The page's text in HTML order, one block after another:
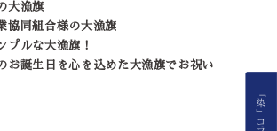
大漁旗
協同組合様の大漁旗
プルな大漁旗！
お誕生日を心を込めた大漁旗でお祝い